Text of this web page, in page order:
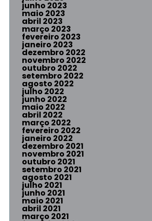
junho 2023
maio 2023
abril 2023
março 2023
fevereiro 2023
janeiro 2023
dezembro 2022
novembro 2022
outubro 2022
setembro 2022
agosto 2022
julho 2022
junho 2022
maio 2022
abril 2022
março 2022
fevereiro 2022
janeiro 2022
dezembro 2021
novembro 2021
outubro 2021
setembro 2021
agosto 2021
julho 2021
junho 2021
maio 2021
abril 2021
março 2021